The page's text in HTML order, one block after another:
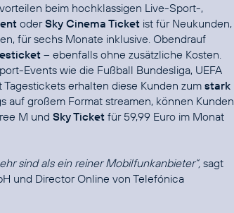
beim hochklassigen Live-Sport-,
oderSky Cinema Ticket ist für Neukunden,
, für sechs Monate inklusive. Obendrauf
– ebenfalls ohne zusätzliche Kosten.
Events wie die Fußball Bundesliga, UEFA
erhalten diese Kunden zum stark
auf großem Format streamen, können Kunden
M und Sky Ticket für 59,99 Euro im Monat
sind als ein reiner Mobilfunkanbieter“, sagt
und Director Online von Telefónica